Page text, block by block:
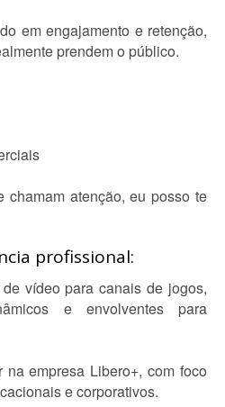
em engajamento e retenção,
prendem o público.
chamam atenção, eu posso te
profissional:
vídeo para canais de jogos,
e envolventes para
empresa Libero+, com foco
e corporativos.